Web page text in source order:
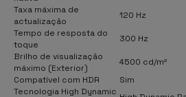
Taxa máxima de
actualização
120 Hz
Tempo de resposta do
toque
300 Hz
Brilho de visualização
máximo (Exterior)
4500 cd/m²
Compatível com HDR
Sim
Tecnologia High Dynamic